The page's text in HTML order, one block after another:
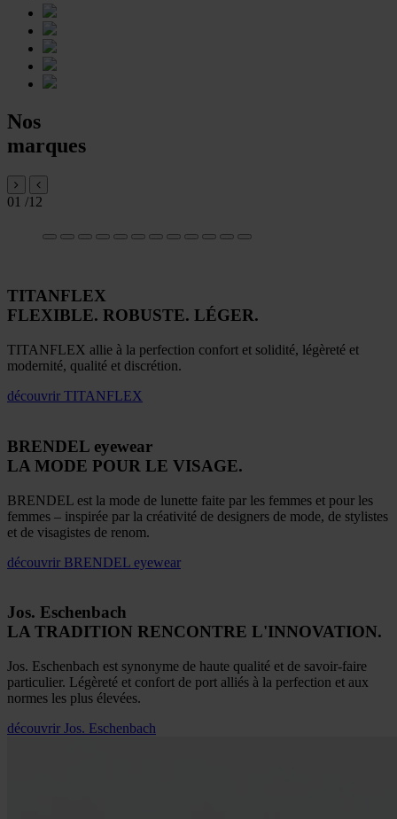
Nos
marques
01 /12
TITANFLEX
FLEXIBLE. ROBUSTE. LÉGER.
TITANFLEX allie à la perfection confort et solidité, légèreté et
modernité, qualité et discrétion.
découvrir TITANFLEX
BRENDEL eyewear
LA MODE POUR LE VISAGE.
BRENDEL est la mode de lunette faite par les femmes et pour les
femmes – inspirée par la créativité de designers de mode, de stylistes
et de visagistes de renom.
découvrir BRENDEL eyewear
Jos. Eschenbach
LA TRADITION RENCONTRE L'INNOVATION.
Jos. Eschenbach est synonyme de haute qualité et de savoir-faire
particulier. Légèreté et confort de port alliés à la perfection et aux
normes les plus élevées.
découvrir Jos. Eschenbach